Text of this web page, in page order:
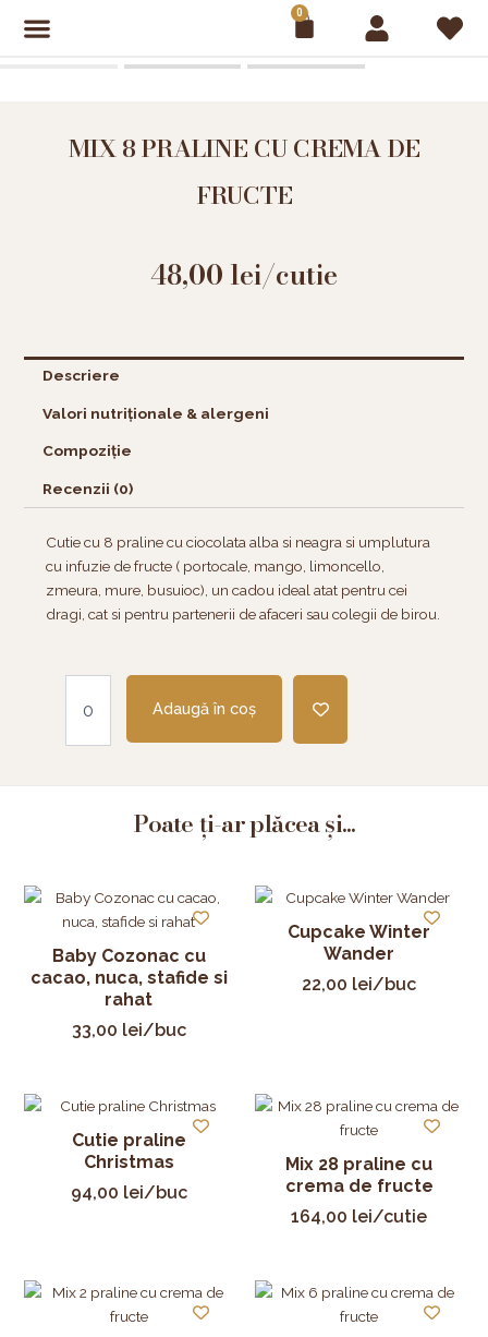
0
Cart
MIX 8 PRALINE CU CREMA DE
FRUCTE
48,00 lei/cutie
Descriere
Valori nutriționale & alergeni
Compoziție
Recenzii (0)
Cutie cu 8 praline cu ciocolata alba si neagra si umplutura
cu infuzie de fructe ( portocale, mango, limoncello,
zmeura, mure, busuioc), un cadou ideal atat pentru cei
dragi, cat si pentru partenerii de afaceri sau colegii de birou.
praline
Adaugă în coș
Poate ți-ar plăcea și...
Baby Cozonac cu
cacao, nuca, stafide si
rahat
33,00 lei/buc
Cupcake Winter
Wander
22,00 lei/buc
Cutie praline
Christmas
94,00 lei/buc
Mix 28 praline cu
crema de fructe
164,00 lei/cutie